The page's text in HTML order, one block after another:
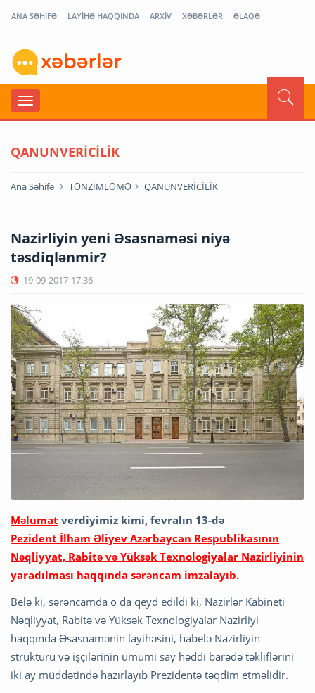
ANA SƏHİFƏ LAYİHƏ HAQQINDA ARXİV XƏBƏRLƏR ƏLAQƏ
QANUNVERİCİLİK
Ana Səhifə TƏNZİMLƏMƏ QANUNVERİCİLİK
Nazirliyin yeni Əsasnaməsi niyə
təsdiqlənmir?
19-09-2017 17:36
Məlumat verdiyimiz kimi, fevralın 13-də
Pezident İlham Əliyev Azərbaycan Respublikasının
Nəqliyyat, Rabitə və Yüksək Texnologiyalar Nazirliyinin
yaradılması haqqında sərəncam imzalayıb.
Belə ki, sərəncamda o da qeyd edildi ki, Nazirlər Kabineti
Nəqliyyat, Rabitə və Yüksək Texnologiyalar Nazirliyi
haqqında Əsasnamənin layihəsini, habelə Nazirliyin
strukturu və işçilərinin ümumi say həddi barədə təkliflərini
iki ay müddətində hazırlayıb Prezidentə təqdim etməlidir.